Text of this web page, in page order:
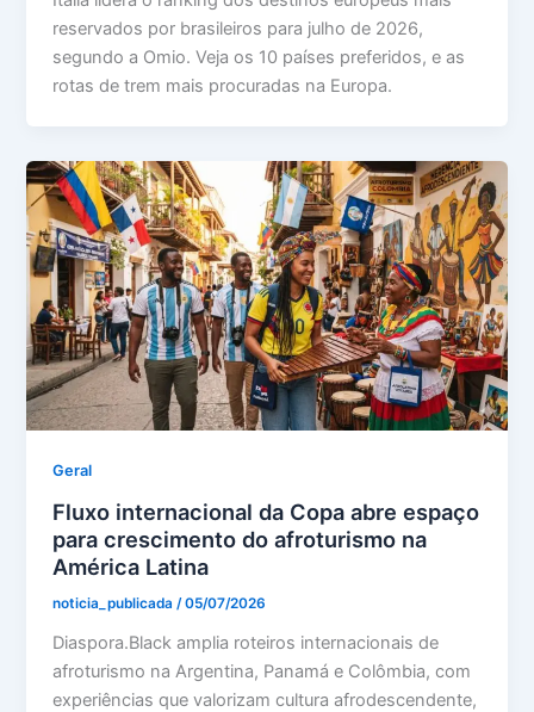
reservados por brasileiros para julho de 2026,
segundo a Omio. Veja os 10 países preferidos, e as
rotas de trem mais procuradas na Europa.
Geral
Fluxo internacional da Copa abre espaço
para crescimento do afroturismo na
América Latina
noticia_publicada/05/07/2026
Diaspora.Black amplia roteiros internacionais de
afroturismo na Argentina, Panamá e Colômbia, com
experiências que valorizam cultura afrodescendente,